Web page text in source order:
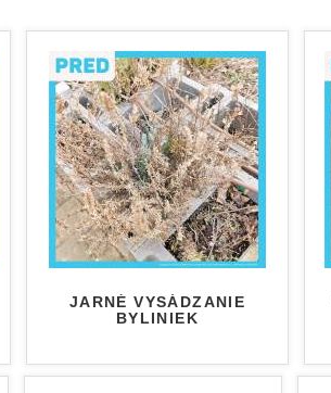
JARNÉ VYSÁDZANIE
BYLINIEK